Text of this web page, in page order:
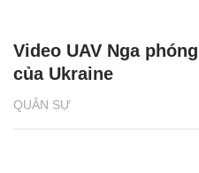
QUÂN SỰ
Video UAV Nga
của Ukraine